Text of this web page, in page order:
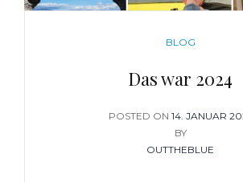
CATEGORIES
BLOG
Das war 2024
POSTED ON POSTED
ON
14. JANUAR
BY
OUTTHEBLUE